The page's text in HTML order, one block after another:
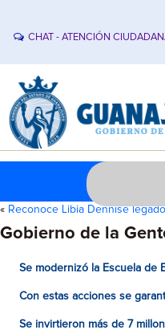
CHAT - ATENCIÓN
« Reconoce Libia Dennise
Gobierno de la
Se modernizó la Escuela de
Con estas acciones se
Se invirtieron más de 7